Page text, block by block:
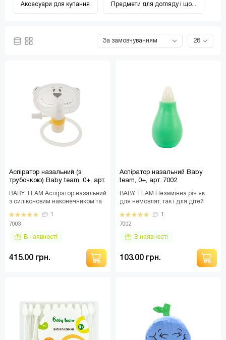
Аксесуари для купання Предмети для догляду і що...
Аспіратор назальний (з
трубочкою) Baby team, 0+, арт.
BABY TEAM Аспіратор назальний
з силіконовим наконечником та
сили видал..
1
7003
В наявності
415.00 грн.
Аспіратор назальний Baby
team, 0+, арт. 7002
BABY TEAM Незамінна річ як
для немовлят, так і для дітей
очистити ніс малюк..
1
7002
В наявності
103.00 грн.